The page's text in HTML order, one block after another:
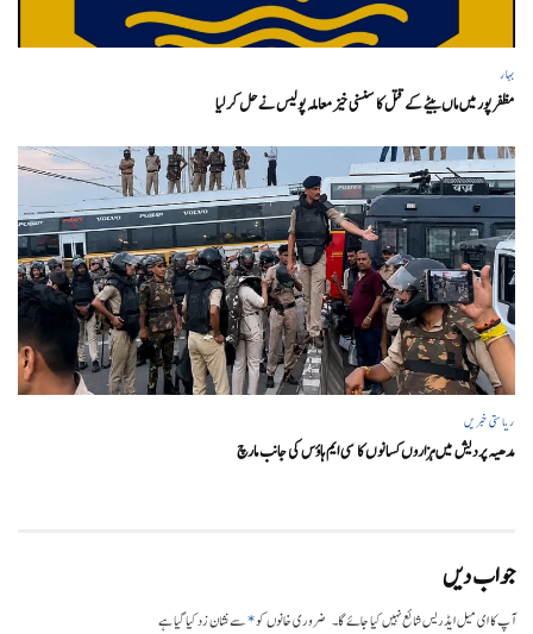
بہار
مظفر پور میں ماں بیٹے کے قتل کا سنسنی خیز معاملہ پولیس نے حل کر لیا
ریاستی خبریں
مدھیہ پردیش میں ہزاروں کسانوں کا سی ایم ہاؤس کی جانب مارچ
جواب دیں
آپ کا ای میل ایڈریس شائع نہیں کیا جائے گا۔ ضروری خانوں کو*سے نشان زد کیا گیا ہے